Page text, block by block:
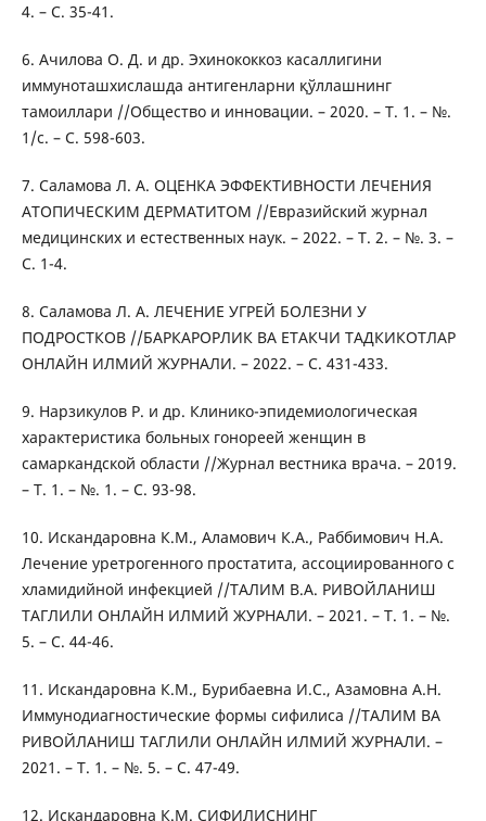
4. – С. 35-41.
6. Ачилова О. Д. и др. Эхинококкоз касаллигини
иммуноташхислашда антигенларни қўллашнинг
тамоиллари //Общество и инновации. – 2020. – Т. 1. – №.
1/с. – С. 598-603.
7. Саламова Л. А. ОЦЕНКА ЭФФЕКТИВНОСТИ ЛЕЧЕНИЯ
АТОПИЧЕСКИМ ДЕРМАТИТОМ //Евразийский журнал
медицинских и естественных наук. – 2022. – Т. 2. – №. 3. –
С. 1-4.
8. Саламова Л. А. ЛЕЧЕНИЕ УГРЕЙ БОЛЕЗНИ У
ПОДРОСТКОВ //БАРКАРОРЛИК ВА ЕТАКЧИ ТАДКИКОТЛАР
ОНЛАЙН ИЛМИЙ ЖУРНАЛИ. – 2022. – С. 431-433.
9. Нарзикулов Р. и др. Клинико-эпидемиологическая
характеристика больных гонореей женщин в
самаркандской области //Журнал вестника врача. – 2019.
– Т. 1. – №. 1. – С. 93-98.
10. Искандаровна К.М., Аламович К.А., Раббимович Н.А.
Лечение уретрогенного простатита, ассоциированного с
хламидийной инфекцией //ТАЛИМ В.А. РИВОЙЛАНИШ
ТАГЛИЛИ ОНЛАЙН ИЛМИЙ ЖУРНАЛИ. – 2021. – Т. 1. – №.
5. – С. 44-46.
11. Искандаровна К.М., Бурибаевна И.С., Азамовна А.Н.
Иммунодиагностические формы сифилиса //ТАЛИМ ВА
РИВОЙЛАНИШ ТАГЛИЛИ ОНЛАЙН ИЛМИЙ ЖУРНАЛИ. –
2021. – Т. 1. – №. 5. – С. 47-49.
12. Искандаровна К.М. СИФИЛИСНИНГ